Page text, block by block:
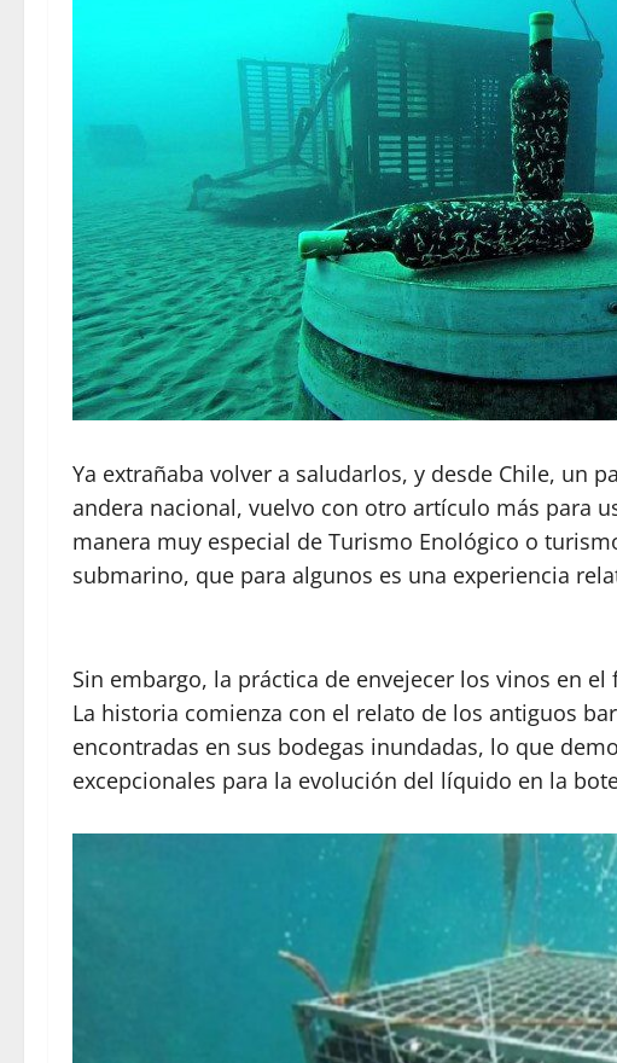
Ya extrañaba volver a saludarlos, y desde Chile, un
andera nacional, vuelvo con otro artículo más para
manera muy especial de Turismo Enológico o
submarino, que para algunos es una experiencia
Sin embargo, la práctica de envejecer los vinos en
La historia comienza con el relato de los antiguos
encontradas en sus bodegas inundadas, lo que
excepcionales para la evolución del líquido en la